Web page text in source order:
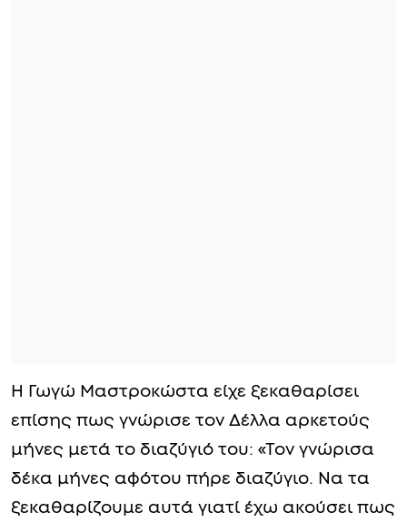
Η Γωγώ Μαστροκώστα είχε ξεκαθαρίσει
επίσης πως γνώρισε τον Δέλλα αρκετούς
μήνες μετά το διαζύγιό του: «Τον γνώρισα
δέκα μήνες αφότου πήρε διαζύγιο. Να τα
ξεκαθαρίζουμε αυτά γιατί έχω ακούσει πως